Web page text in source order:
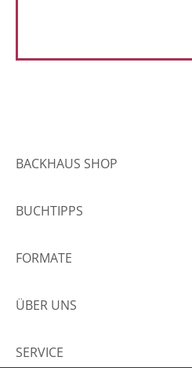
BACKHAUS SHOP
BUCHTIPPS
FORMATE
ÜBER UNS
SERVICE